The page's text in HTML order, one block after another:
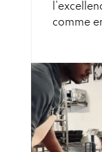
comme